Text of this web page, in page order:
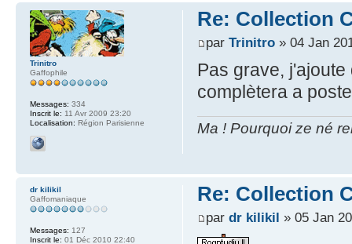
Re: Collection
par Trinitro» 04 Jan
Pas grave,
complètera a
Ma ! Pourquoi ze né
Trinitro
Gaffophile
Messages: 334
Inscrit le: 11 Avr 2009 23:20
Localisation: Région Parisienne
Re: Collection
par dr kilikil » 05 Jan
dr kilikil
Gaffomaniaque
Messages: 127
Inscrit le: 01 Déc 2010 22:40